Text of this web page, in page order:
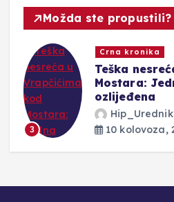
Možda ste propustili?
4
Novosti
Dvije
u: Tri osobe
četiri lakše
Hip_Urednik
10 kolovoza,